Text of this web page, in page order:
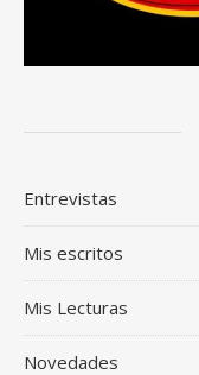
Entrevistas
Mis escritos
Mis Lecturas
Novedades